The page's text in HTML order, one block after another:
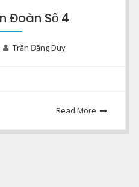
Đoàn Số 4
Trần Đăng Duy
Read More